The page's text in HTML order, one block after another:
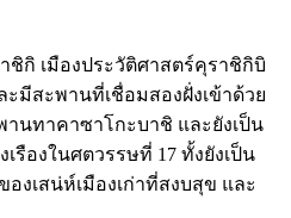
ชิกิ เมืองประวัติศาสตร์คุราชิกิบิ
มีสะพานที่เชื่อมสองฝั่งเข้าด้วย
นทาคาซาโกะบาชิ และยังเป็น
รืองในศตวรรษที่ 17 ทั้งยังเป็น
งเสน่ห์เมืองเก่าที่สงบสุข และ